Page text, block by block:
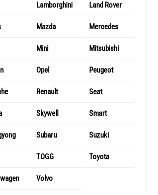
Lamborghini Land Rover
Mazda Mercedes
Mini Mitsubishi
Opel Peugeot
Renault Seat
Skywell Smart
Subaru Suzuki
TOGG Toyota
Volvo